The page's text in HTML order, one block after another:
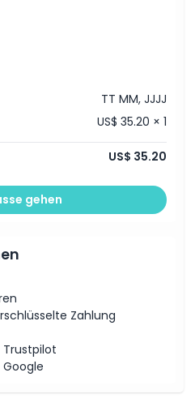
TT MM, JJJJ
US$ 35.20 × 1
US$ 35.20
gehen
Zahlung
Trustpilot